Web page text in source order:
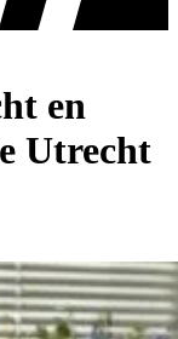
en
Utrecht